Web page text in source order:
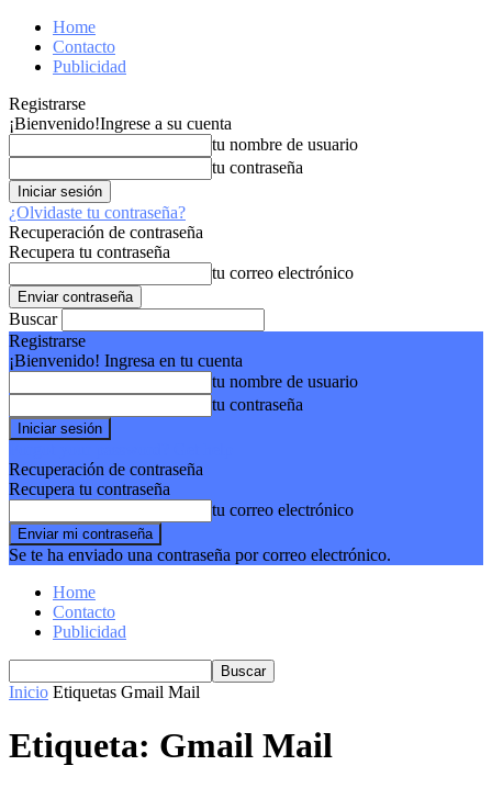
Home
Contacto
Publicidad
Registrarse
¡Bienvenido!Ingrese a su cuenta
tu nombre de usuario
tu contraseña
¿Olvidaste tu contraseña?
Recuperación de contraseña
Recupera tu contraseña
tu correo electrónico
Buscar
Registrarse
¡Bienvenido! Ingresa en tu cuenta
tu nombre de usuario
tu contraseña
Recuperación de contraseña
Recupera tu contraseña
tu correo electrónico
Se te ha enviado una contraseña por correo electrónico.
Home
Contacto
Publicidad
Inicio Etiquetas Gmail Mail
Etiqueta: Gmail Mail